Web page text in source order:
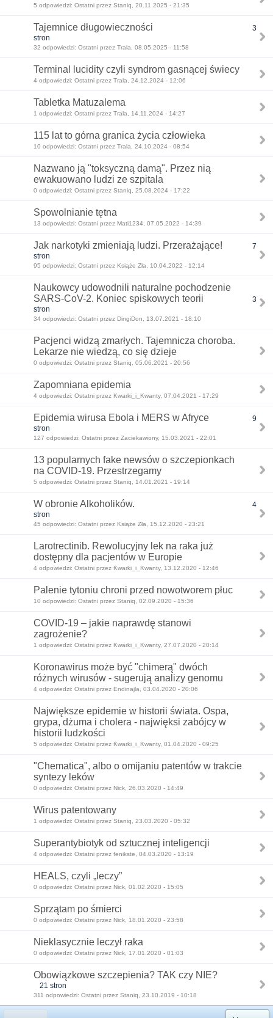
5 odpowiedzi: Ostatni przez Staniq, 20.11.2025 - 21:35
Tajemnice długowieczności
3
stron
32 odpowiedzi: Ostatni przez Trala, 08.05.2025 - 11:58
Terminal lucidity czyli syndrom gasnącej świecy
4 odpowiedzi: Ostatni przez Trala, 24.12.2024 - 12:06
Tabletka Matuzalema
1 odpowiedzi: Ostatni przez Trala, 14.11.2024 - 14:27
115 lat to górna granica życia człowieka
10 odpowiedzi: Ostatni przez Trala, 24.10.2024 - 08:54
Nazwano ją "toksyczną damą". Przez nią
ewakuowano ludzi ze szpitala
0 odpowiedzi: Ostatni przez Staniq, 25.08.2024 - 17:22
Spowolnianie tętna
13 odpowiedzi: Ostatni przez Mati1234, 07.05.2022 - 14:39
Jak narkotyki zmieniają ludzi. Przerażające!
7
stron
95 odpowiedzi: Ostatni przez Książe Zła, 10.04.2022 - 12:14
Naukowcy udowodnili naturalne pochodzenie
SARS-CoV-2. Koniec spiskowych teorii
3
stron
34 odpowiedzi: Ostatni przez DingiDon, 13.07.2021 - 18:10
Pacjenci widzą zmarłych. Tajemnicza choroba.
Lekarze nie wiedzą, co się dzieje
0 odpowiedzi: Ostatni przez Staniq, 05.06.2021 - 20:56
Zapomniana epidemia
4 odpowiedzi: Ostatni przez Kwarki_i_Kwanty, 07.04.2021 - 17:29
Epidemia wirusa Ebola i MERS w Afryce
9
stron
127 odpowiedzi: Ostatni przez Zaciekawiony, 15.03.2021 - 22:01
13 popularnych fake newsów o szczepionkach
na COVID-19. Przestrzegamy
5 odpowiedzi: Ostatni przez Staniq, 14.01.2021 - 19:14
W obronie Alkoholików.
4
stron
45 odpowiedzi: Ostatni przez Książe Zła, 15.12.2020 - 23:21
Larotrectinib. Rewolucyjny lek na raka już
dostępny dla pacjentów w Europie
4 odpowiedzi: Ostatni przez Kwarki_i_Kwanty, 13.12.2020 - 12:46
Palenie tytoniu chroni przed nowotworem płuc
10 odpowiedzi: Ostatni przez Staniq, 02.09.2020 - 15:36
COVID-19 – jakie naprawdę stanowi
zagrożenie?
1 odpowiedzi: Ostatni przez Kwarki_i_Kwanty, 27.07.2020 - 20:14
Koronawirus może być "chimerą" dwóch
różnych wirusów - sugerują analizy genomu
4 odpowiedzi: Ostatni przez Endinajla, 03.04.2020 - 20:06
Największe epidemie w historii świata. Ospa,
grypa, dżuma i cholera - najwięksi zabójcy w
historii ludzkości
5 odpowiedzi: Ostatni przez Kwarki_i_Kwanty, 01.04.2020 - 09:25
"Chematica", albo o omijaniu patentów w trakcie
syntezy leków
0 odpowiedzi: Ostatni przez Nick, 26.03.2020 - 14:49
Wirus patentowany
1 odpowiedzi: Ostatni przez Staniq, 23.03.2020 - 05:32
Superantybiotyk od sztucznej inteligencji
4 odpowiedzi: Ostatni przez fenikste, 04.03.2020 - 13:19
HEALS, czyli „leczy”
0 odpowiedzi: Ostatni przez Nick, 01.02.2020 - 15:05
Sprzątam po śmierci
0 odpowiedzi: Ostatni przez Nick, 18.01.2020 - 23:58
Nieklasycznie leczył raka
0 odpowiedzi: Ostatni przez Nick, 17.01.2020 - 01:03
Obowiązkowe szczepienia? TAK czy NIE?
21 stron
311 odpowiedzi: Ostatni przez Staniq, 23.10.2019 - 10:18